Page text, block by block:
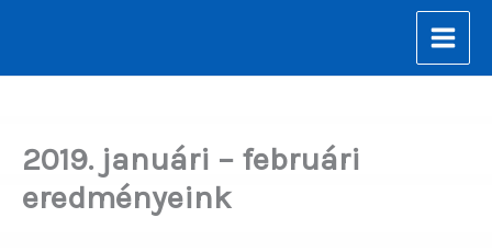
2019. januári – februári
eredményeink